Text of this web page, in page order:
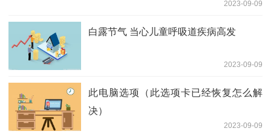
2023-09-09
白露节气 当心儿童呼吸道疾病高发
2023-09-09
此电脑选项（此选项卡已经恢复怎么解
决）
2023-09-09